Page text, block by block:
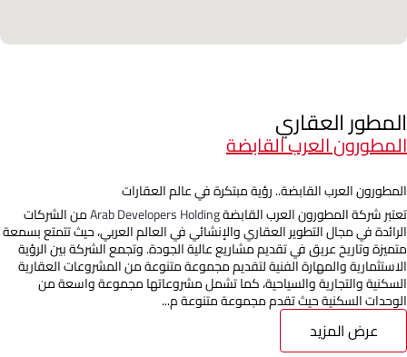
المطور العقاري
المطورون العرب القابضة
المطورون العرب القابضة.. رؤية مبتكرة في عالم العقارات
تعتبر شركة المطورون العرب القابضةArab Developers Holdingمن الشركات
الرائدة في مجال التطوير العقاري والإنشائي في العالم العربي، حيث تتمتع بسمعة
متميزة وتاريخ عريق في تقديم مشاريع عالية الجودة. وتجمع الشركة بين الرؤية
الاستثمارية والمهارة الفنية لتقديم مجموعة متنوعة من المشروعات العقارية
السكنية والتجارية والسياحية، كما تشمل مشروعاتها مجموعة واسعة من
الوحدات السكنية حيث تقدم مجموعة متنوعة م...
عرض المزيد